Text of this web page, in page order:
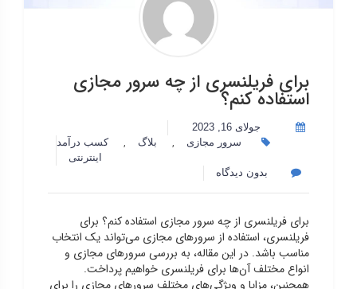
برای فریلنسری از چه سرور مجازی
استفاده کنم؟
جولای 16, 2023
سرور مجازی
, بلاگ ,
کسب درآمد
اینترنتی
بدون دیدگاه
برای فریلنسری از چه سرور مجازی استفاده کنم؟ برای
فریلنسری، استفاده از سرورهای مجازی می‌تواند یک انتخاب
مناسب باشد. در این مقاله، به بررسی سرورهای مجازی و
انواع مختلف آن‌ها برای فریلنسری خواهیم پرداخت.
همچنین، مزایا و ویژگی‌های مختلف سرورهای مجازی را برای